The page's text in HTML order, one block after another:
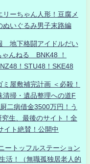
ーちゃん人形！豆腐メ
ぬいぐるみ男子末路編
地下格闘アイドルだい
んねる BNK48 ！
！STU48！SKE48
屋敷補完計画 ＜必殺！
清掃・遺品整理への道F
二病借金3500万円！う
生、最後のサイト！全
イト絶賛！公開中
ートッフルステーション
活！（無職孤独居老人的